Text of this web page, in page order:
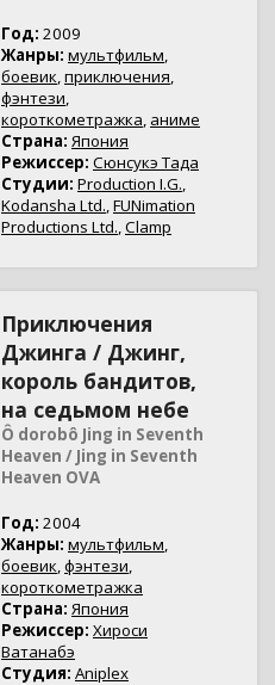
Год: 2009
Жанры: мультфильм,
боевик,приключения,
фэнтези,
короткометражка, аниме
Страна: Япония
Режиссер: Сюнсукэ Тада
Студии: Production I.G.,
Kodansha Ltd.,FUNimation
Productions Ltd.,Clamp
Приключения
Джинга / Джинг,
король бандитов,
на седьмом небе
Ô dorobô Jing in Seventh
Heaven / Jing in Seventh
Heaven OVA
Год: 2004
Жанры: мультфильм,
боевик,фэнтези,
короткометражка
Страна: Япония
Режиссер: Хироси
Ватанабэ
Студия: Aniplex